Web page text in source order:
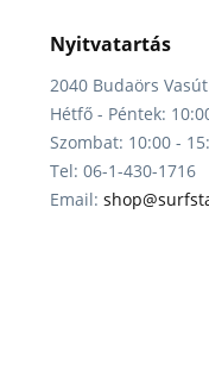
Nyitvatartás
2040 Budaörs
Hétfő - Péntek:
Szombat: 10:00 -
Tel: 06-1-430-1716
Email: